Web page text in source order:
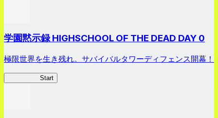
学園黙示録 HIGHSCHOOL OF THE DEAD DAY 0
極限世界を生き残れ。サバイバルタワーディフェンス開幕！
Start